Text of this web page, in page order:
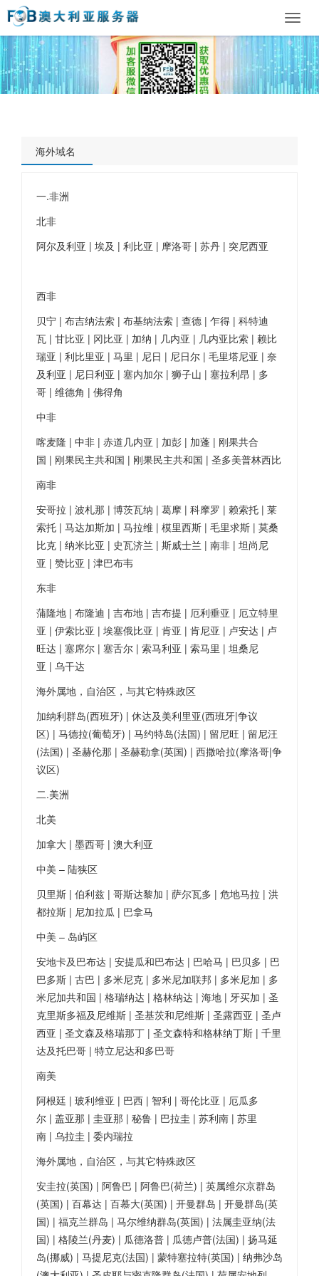
海外域名
一.非洲
北非
阿尔及利亚 | 埃及 | 利比亚 | 摩洛哥 | 苏丹 | 突尼西亚
西非
贝宁 | 布吉纳法索 | 布基纳法索 | 查德 | 乍得 | 科特迪
瓦 | 甘比亚 | 冈比亚 | 加纳 | 几内亚 | 几内亚比索 | 赖比
瑞亚 | 利比里亚 | 马里 | 尼日 | 尼日尔 | 毛里塔尼亚 | 奈
及利亚 | 尼日利亚 | 塞内加尔 | 狮子山 | 塞拉利昂 | 多
哥 | 维德角 | 佛得角
中非
喀麦隆 | 中非 | 赤道几内亚 | 加彭 | 加蓬 | 刚果共合
国 | 刚果民主共和国 | 刚果民主共和国 | 圣多美普林西比
南非
安哥拉 | 波札那 | 博茨瓦纳 | 葛摩 | 科摩罗 | 赖索托 | 莱
索托 | 马达加斯加 | 马拉维 | 模里西斯 | 毛里求斯 | 莫桑
比克 | 纳米比亚 | 史瓦济兰 | 斯威士兰 | 南非 | 坦尚尼
亚 | 赞比亚 | 津巴布韦
东非
蒲隆地 | 布隆迪 | 吉布地 | 吉布提 | 厄利垂亚 | 厄立特里
亚 | 伊索比亚 | 埃塞俄比亚 | 肯亚 | 肯尼亚 | 卢安达 | 卢
旺达 | 塞席尔 | 塞舌尔 | 索马利亚 | 索马里 | 坦桑尼
亚 | 乌干达
海外属地，自治区，与其它特殊政区
加纳利群岛(西班牙) | 休达及美利里亚(西班牙|争议
区) | 马德拉(葡萄牙) | 马约特岛(法国) | 留尼旺 | 留尼汪
(法国) | 圣赫伦那 | 圣赫勒拿(英国) | 西撒哈拉(摩洛哥|争
议区)
二.美洲
北美
加拿大 | 墨西哥 | 澳大利亚
中美 – 陆狭区
贝里斯 | 伯利兹 | 哥斯达黎加 | 萨尔瓦多 | 危地马拉 | 洪
都拉斯 | 尼加拉瓜 | 巴拿马
中美 – 岛屿区
安地卡及巴布达 | 安提瓜和巴布达 | 巴哈马 | 巴贝多 | 巴
巴多斯 | 古巴 | 多米尼克 | 多米尼加联邦 | 多米尼加 | 多
米尼加共和国 | 格瑞纳达 | 格林纳达 | 海地 | 牙买加 | 圣
克里斯多福及尼维斯 | 圣基茨和尼维斯 | 圣露西亚 | 圣卢
西亚 | 圣文森及格瑞那丁 | 圣文森特和格林纳丁斯 | 千里
达及托巴哥 | 特立尼达和多巴哥
南美
阿根廷 | 玻利维亚 | 巴西 | 智利 | 哥伦比亚 | 厄瓜多
尔 | 盖亚那 | 圭亚那 | 秘鲁 | 巴拉圭 | 苏利南 | 苏里
南 | 乌拉圭 | 委内瑞拉
海外属地，自治区，与其它特殊政区
安圭拉(英国) | 阿鲁巴 | 阿鲁巴(荷兰) | 英属维尔京群岛
(英国) | 百幕达 | 百慕大(英国) | 开曼群岛 | 开曼群岛(英
国) | 福克兰群岛 | 马尔维纳群岛(英国) | 法属圭亚纳(法
国) | 格陵兰(丹麦) | 瓜德洛普 | 瓜德卢普(法国) | 扬马延
岛(挪威) | 马提尼克(法国) | 蒙特塞拉特(英国) | 纳弗沙岛